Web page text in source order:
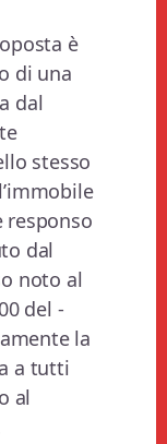
è
di una
dal
stesso
responso
dal
noto al
del
la
a tutti
al